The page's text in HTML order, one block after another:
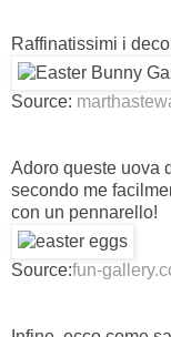
Raffinatissimi i
Source:
Adoro queste uova
secondo me
con un pennarello!
Source:fun-